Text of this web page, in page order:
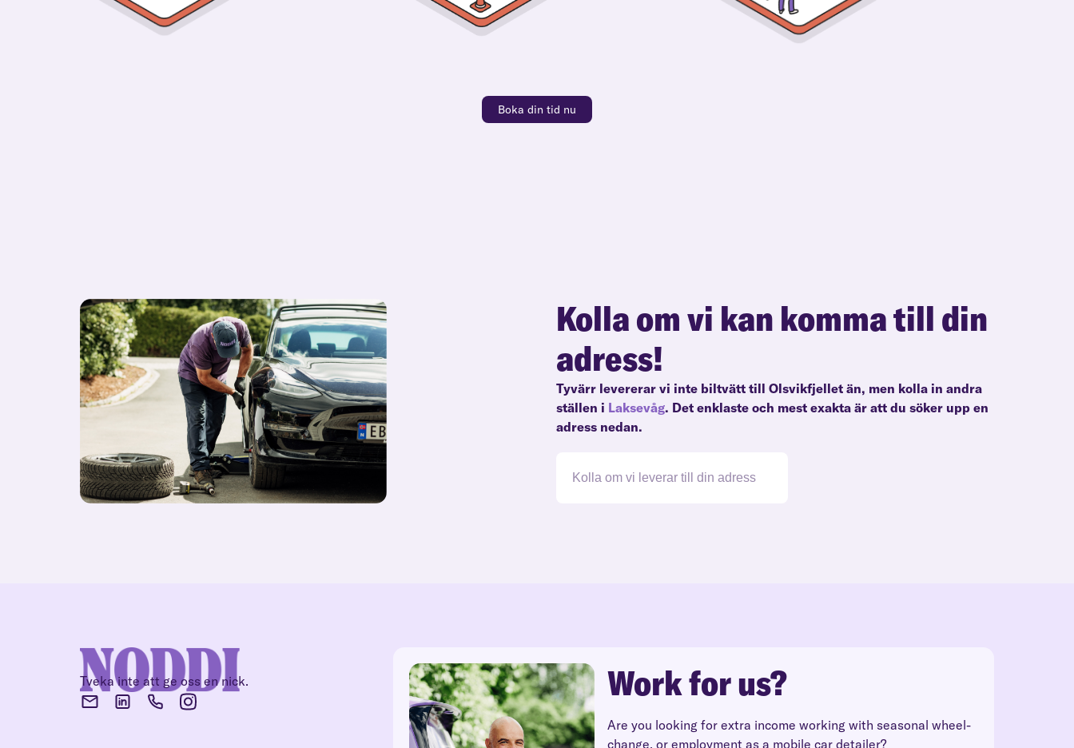
Boka din tid nu
Kolla om vi kan komma till din
adress!
Tyvärr levererar vi inte biltvätt till Olsvikfjellet än, men kolla in andra
ställen i Laksevåg. Det enklaste och mest exakta är att du söker upp en
adress nedan.
Tveka inte att ge oss en nick. Work for us?
Are you looking for extra income working with seasonal wheel-
change, or employment as a mobile car detailer?